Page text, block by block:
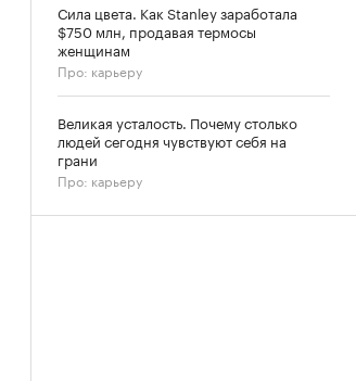
Сила цвета. Как Stanley заработала
$750 млн, продавая термосы
женщинам
Про: карьеру
Великая усталость. Почему столько
людей сегодня чувствуют себя на
грани
Про: карьеру